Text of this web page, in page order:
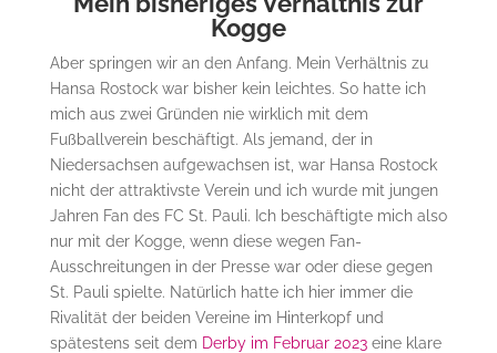
Kogge
Aber springen wir an den Anfang. Mein Verhältnis zu
Hansa Rostock war bisher kein leichtes. So hatte ich
mich aus zwei Gründen nie wirklich mit dem
Fußballverein beschäftigt. Als jemand, der in
Niedersachsen aufgewachsen ist, war Hansa Rostock
nicht der attraktivste Verein und ich wurde mit jungen
Jahren Fan des FC St. Pauli. Ich beschäftigte mich also
nur mit der Kogge, wenn diese wegen Fan-
Ausschreitungen in der Presse war oder diese gegen
St. Pauli spielte. Natürlich hatte ich hier immer die
Rivalität der beiden Vereine im Hinterkopf und
spätestens seit dem Derby im Februar 2023eine klare